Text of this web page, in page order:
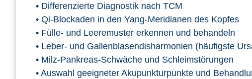
• Differenzierte Diagnostik nach TCM
• Qi-Blockaden in den Yang-Meridianen des Kopfes
• Fülle- und Leeremuster erkennen und behandeln
• Leber- und Gallenblasendisharmonien (häufigste
• Milz-Pankreas-Schwäche und Schleimstörungen
• Auswahl geeigneter Akupunkturpunkte und